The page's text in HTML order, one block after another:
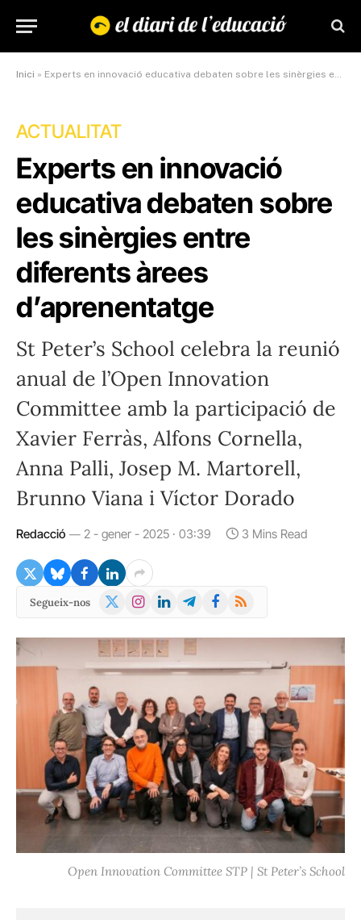
Inici » Experts en innovació educativa debaten sobre les sinèrgies entre diferents àrees d’aprenentatge
ACTUALITAT
Experts en innovació
educativa debaten sobre
les sinèrgies entre
diferents àrees
d’aprenentatge
St Peter’s School celebra la reunió
anual de l’Open Innovation
Committee amb la participació de
Xavier Ferràs, Alfons Cornella,
Anna Palli, Josep M. Martorell,
Brunno Viana i Víctor Dorado
Redacció 2 - gener - 2025 · 03:39 3 Mins Read
Segueix-nos
X
Instagram
LinkedInTelegramFacebook
RSS
Open Innovation Committee STP | St Peter’s School